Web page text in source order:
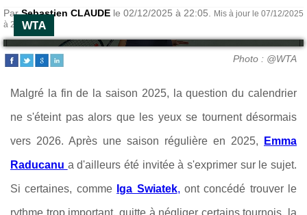
ParSebastien CLAUDE le 02/12/2025 à 22:05.
Mis à jour le 07/12/2025
à 21:58.WTA
Photo : @WTA
Malgré la fin de la saison 2025, la question du calendrier
ne s'éteint pas alors que les yeux se tournent désormais
vers 2026. Après une saison régulière en 2025, Emma
Raducanu a d'ailleurs été invitée à s'exprimer sur le sujet.
Si certaines, comme Iga Swiatek, ont concédé trouver le
rythme trop important, quitte à négliger certains tournois, la